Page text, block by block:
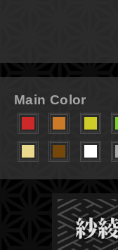
Main Color